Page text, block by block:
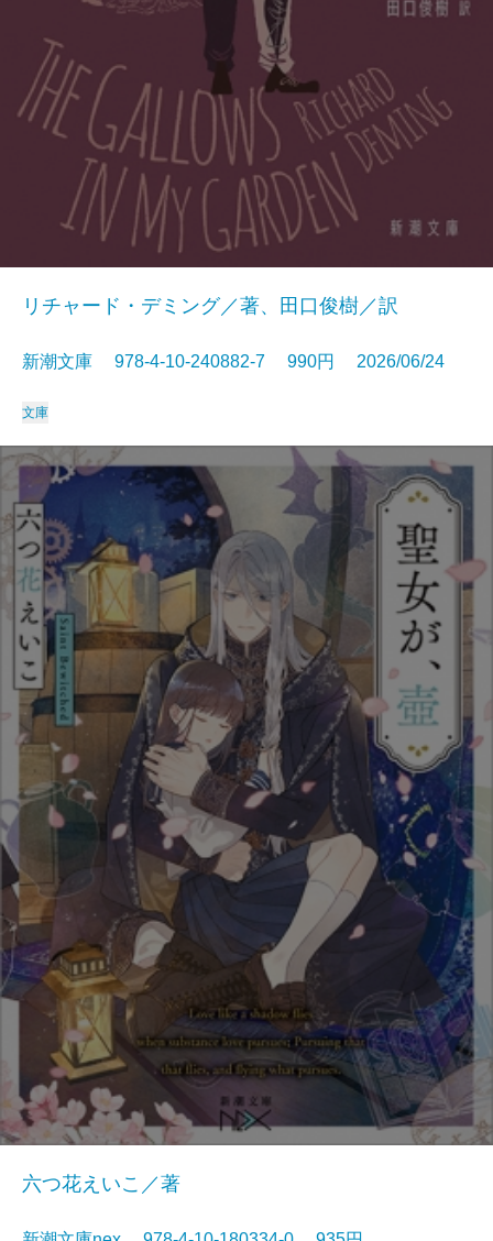
リチャード・デミング／著、田口俊樹／訳
新潮文庫 978-4-10-240882-7 990円 2026/06/24
文庫
六つ花えいこ／著